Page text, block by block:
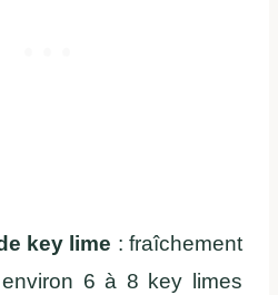
key lime : fraîchement
6 à 8 key limes